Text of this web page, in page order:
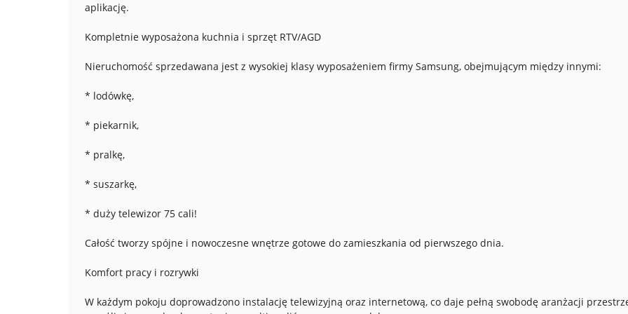
aplikację.
Kompletnie wyposażona kuchnia i sprzęt RTV/AGD
Nieruchomość sprzedawana jest z wysokiej klasy wyposażeniem firmy Samsung, obejmującym między innymi:
* lodówkę,
* piekarnik,
* pralkę,
* suszarkę,
* duży telewizor 75 cali!
Całość tworzy spójne i nowoczesne wnętrze gotowe do zamieszkania od pierwszego dnia.
Komfort pracy i rozrywki
W każdym pokoju doprowadzono instalację telewizyjną oraz internetową, co daje pełną swobodę aranżacji